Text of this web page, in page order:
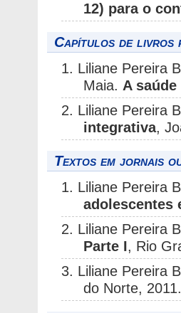
12) para o
Capítulos de livros
1. Liliane Pereira
Maia. A
2. Liliane Pereira
integrativa,
Textos em jornais
1. Liliane Pereira
adolescentes
2. Liliane Pereira
Parte I, Rio
3. Liliane Pereira
do Norte,